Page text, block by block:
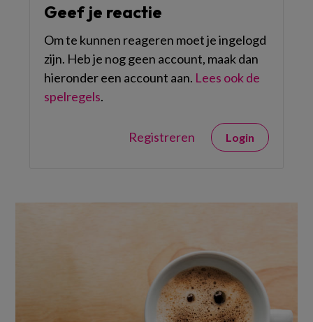
Geef je reactie
Om te kunnen reageren moet je ingelogd
zijn. Heb je nog geen account, maak dan
hieronder een account aan. Lees ook de
spelregels.
Registreren Login